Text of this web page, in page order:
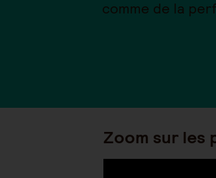
comme de la
Zoom sur les